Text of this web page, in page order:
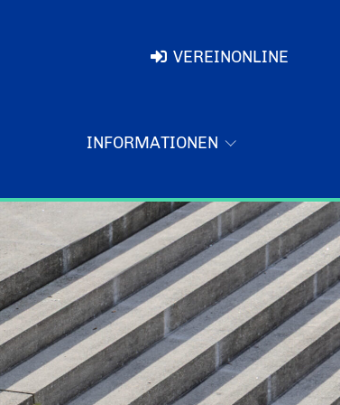
VEREINONLINE
INFORMATIONEN